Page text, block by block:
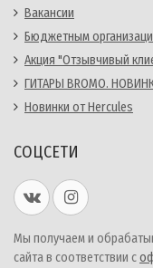
Вакансии
Бюджетным
Акция "Отзывчивый
ГИТАРЫ BROMO.
Новинки от Hercules
СОЦСЕТИ
Мы получаем и
сайта в соответствии с